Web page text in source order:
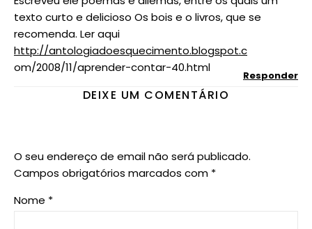
texto curto e delicioso Os bois e o livros, que se
recomenda. Ler aqui
http://antologiadoesquecimento.blogspot.c
om/2008/11/aprender-contar-40.html
Responder
DEIXE UM COMENTÁRIO
O seu endereço de email não será publicado.
Campos obrigatórios marcados com *
Nome *